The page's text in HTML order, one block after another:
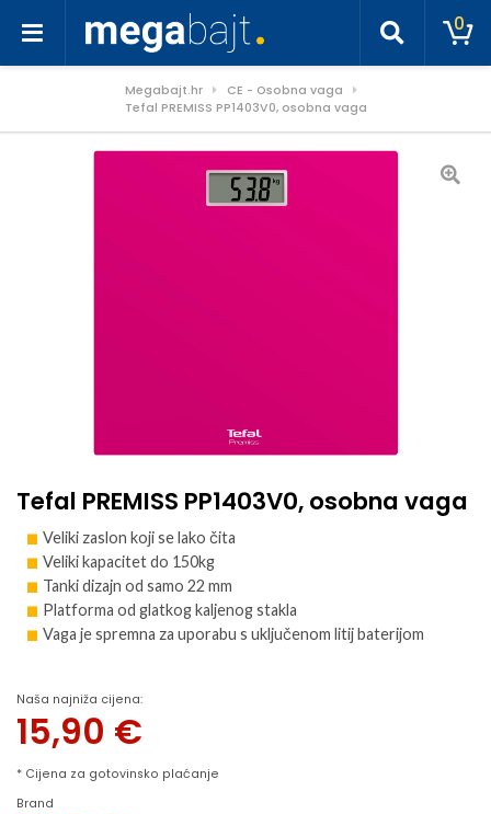
0
Megabajt.hr
CE - Osobna vaga
Tefal PREMISS PP1403V0, osobna vaga
Tefal PREMISS PP1403V0, osobna vaga
Veliki zaslon koji se lako čita
Veliki kapacitet do 150kg
Tanki dizajn od samo 22 mm
Platforma od glatkog kaljenog stakla
Vaga je spremna za uporabu s uključenom litij baterijom
Naša najniža cijena:
15,90 €
* Cijena za gotovinsko plaćanje
Brand